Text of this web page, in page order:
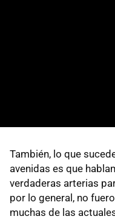
También, lo que
avenidas es que
verdaderas arterias
por lo general, no
muchas de las